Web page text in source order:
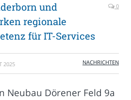
und
regionale
für IT-Services
0
2025 NACHRICHTEN
Neubau Dörener Feld 9a